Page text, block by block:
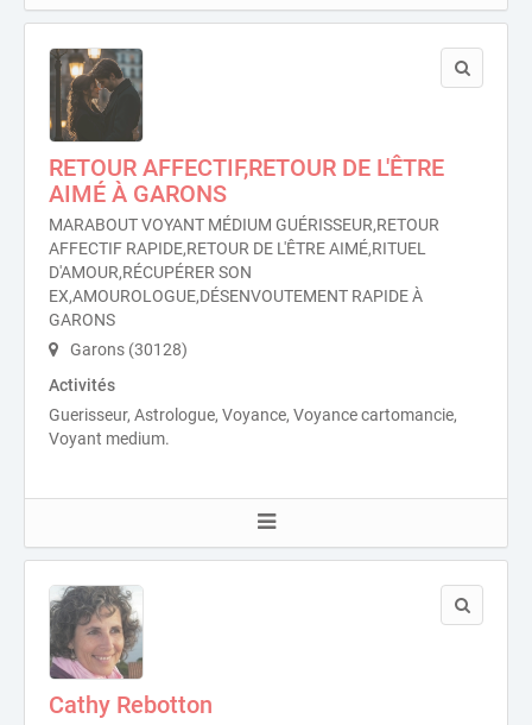
RETOUR AFFECTIF,RETOUR DE L'ÊTRE
AIMÉ À GARONS
MARABOUT VOYANT MÉDIUM GUÉRISSEUR,RETOUR
AFFECTIF RAPIDE,RETOUR DE L'ÊTRE AIMÉ,RITUEL
D'AMOUR,RÉCUPÉRER SON
EX,AMOUROLOGUE,DÉSENVOUTEMENT RAPIDE À
GARONS
Garons (30128)
Activités
Guerisseur, Astrologue, Voyance, Voyance cartomancie,
Voyant medium.
Cathy Rebotton